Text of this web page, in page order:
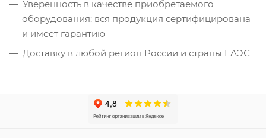
Уверенность в качестве приобретаемого
оборудования: вся продукция сертифицирована
и имеет гарантию
Доставку в любой регион России и страны ЕАЭС